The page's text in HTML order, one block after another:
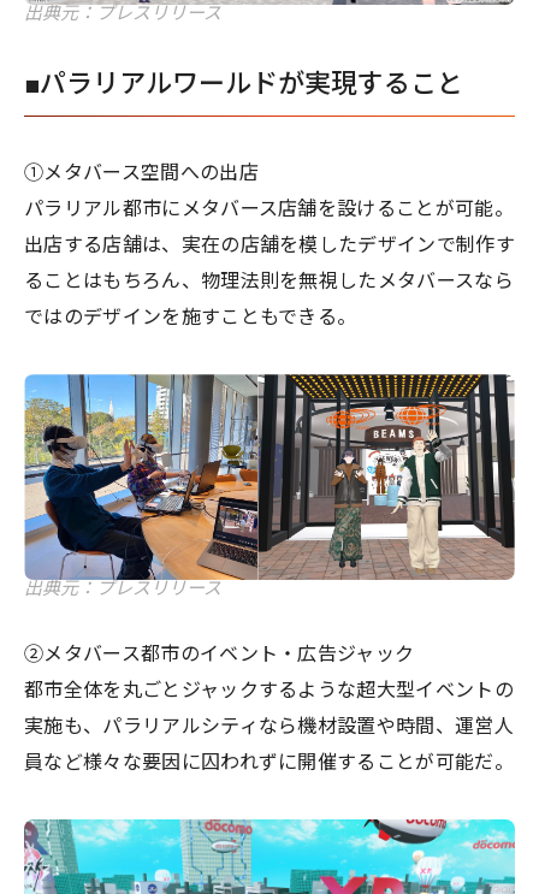
出典元：プレスリリース
■パラリアルワールドが実現すること
①メタバース空間への出店
パラリアル都市にメタバース店舗を設けることが可能。
出店する店舗は、実在の店舗を模したデザインで制作す
ることはもちろん、物理法則を無視したメタバースなら
ではのデザインを施すこともできる。
出典元：プレスリリース
②メタバース都市のイベント・広告ジャック
都市全体を丸ごとジャックするような超大型イベントの
実施も、パラリアルシティなら機材設置や時間、運営人
員など様々な要因に囚われずに開催することが可能だ。